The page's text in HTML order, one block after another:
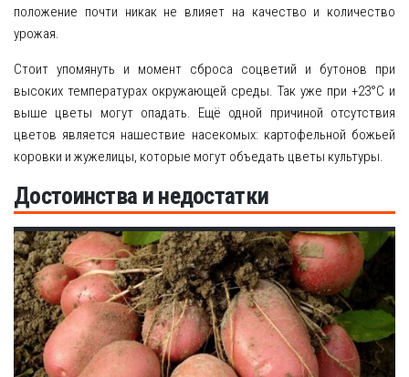
положение почти никак не влияет на качество и количество
урожая.
Стоит упомянуть и момент сброса соцветий и бутонов при
высоких температурах окружающей среды. Так уже при +23°С и
выше цветы могут опадать. Ещё одной причиной отсутствия
цветов является нашествие насекомых: картофельной божьей
коровки и жужелицы, которые могут объедать цветы культуры.
Достоинства и недостатки